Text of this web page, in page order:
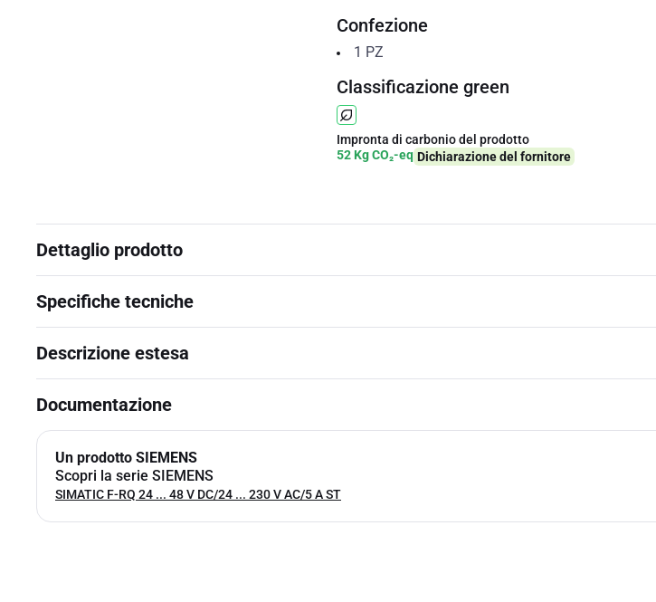
Confezione
1 PZ
Classificazione green
Impronta di carbonio del prodotto
52 Kg CO₂-eq Dichiarazione del fornitore
Dettaglio prodotto
Specifiche tecniche
Descrizione estesa
Documentazione
Un prodotto SIEMENS
Scopri la serie SIEMENS
SIMATIC F-RQ 24 ... 48 V DC/24 ... 230 V AC/5 A ST